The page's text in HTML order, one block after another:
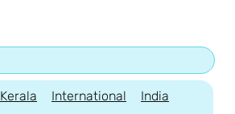
Kerala International India